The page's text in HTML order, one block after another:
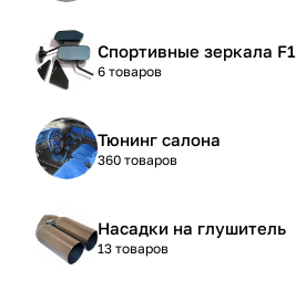
Спортивные зеркала F1
6 товаров
Тюнинг салона
360 товаров
Насадки на глушитель
13 товаров